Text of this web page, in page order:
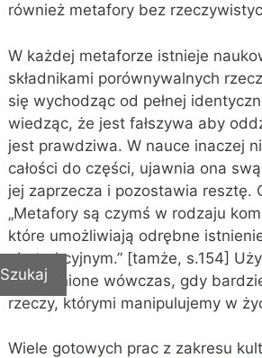
również metafory bez
W każdej metaforze istnieje
składnikami porównywalnych
się wychodząc od pełnej
wiedząc, że jest fałszywa aby
jest prawdziwa. W nauce inaczej
całości do części, ujawnia ona
jej zaprzecza i pozostawia resztę.
„Metafory są czymś w rodzaju
które umożliwiają odrębne
abstrakcyjnym.” [tamże, s.154]
nieuniknione wówczas, gdy
rzeczy, którymi manipulujemy w
Wiele gotowych prac z zakresu
Szukaj